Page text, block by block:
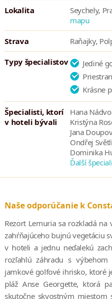
Lokalita Seychely,
mapu
Strava Raňajky,
Typy špecialistov
Jediné
Krásne
Špecialisti, ktorí
v hoteli bývali
Hana
Kristýna
Jana
Ondřej
Dominika
Ďalší
Naše odporúčanie k
Rezort Lemuria sa rozkladá
zahŕňajúceho bujnú vegetáciu
v hoteli a jednu neďalekú
rozľahlú záhradu s
jamkové golfové ihrisko, ktoré
pláž Anse Georgette, ktorá
skutočne skvostným